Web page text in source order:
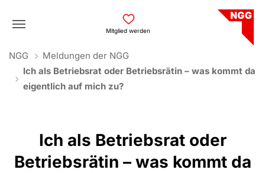
Mitglied werden
You are here:
NGG
Meldungen der NGG
Ich als Betriebsrat oder Betriebsrätin – was kommt da
eigentlich auf mich zu?
Ich als Betriebsrat oder
Betriebsrätin – was kommt da